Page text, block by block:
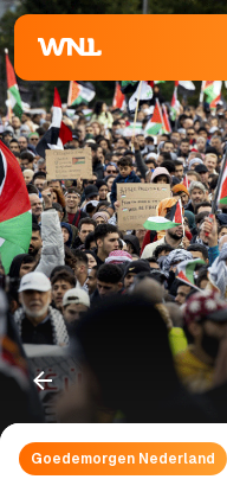
Goedemorgen Nederland